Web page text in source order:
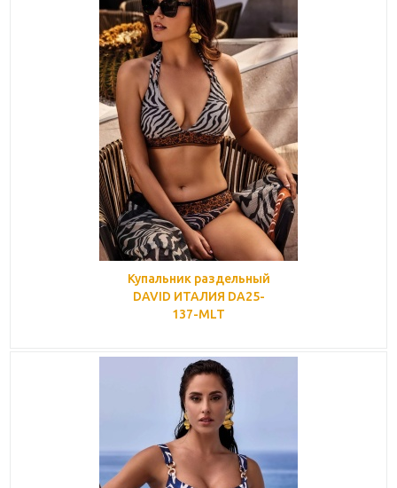
Купальник раздельный
DAVID ИТАЛИЯ DA25-
137-MLT